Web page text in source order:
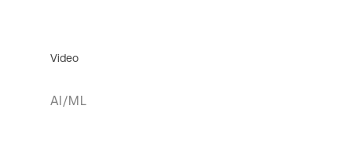
Video
AI/ML